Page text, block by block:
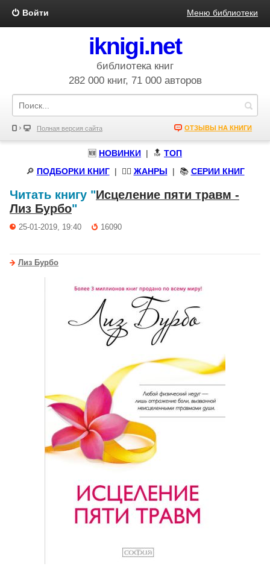
Войти Меню библиотеки
iknigi.net
библиотека книг
282 000 книг, 71 000 авторов
Полная версия сайта ОТЗЫВЫ НА КНИГИ
🆕 НОВИНКИ | 🔝 ТОП
🔎 ПОДБОРКИ КНИГ| 🧝‍♀️ ЖАНРЫ | 📚 СЕРИИ КНИГ
Читать книгу "Исцеление пяти травм -
Лиз Бурбо"
25-01-2019, 19:40 16090
Лиз Бурбо